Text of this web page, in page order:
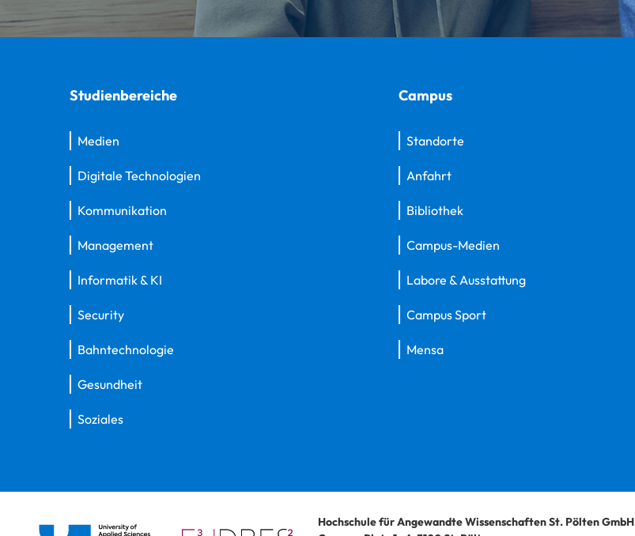
Studienbereiche
Medien
Digitale Technologien
Kommunikation
Management
Informatik & KI
Security
Bahntechnologie
Gesundheit
Soziales
Campus
Standorte
Anfahrt
Bibliothek
Campus-Medien
Labore & Ausstattung
Campus Sport
Mensa
Hochschule für Angewandte Wissenschaften St. Pölten GmbH